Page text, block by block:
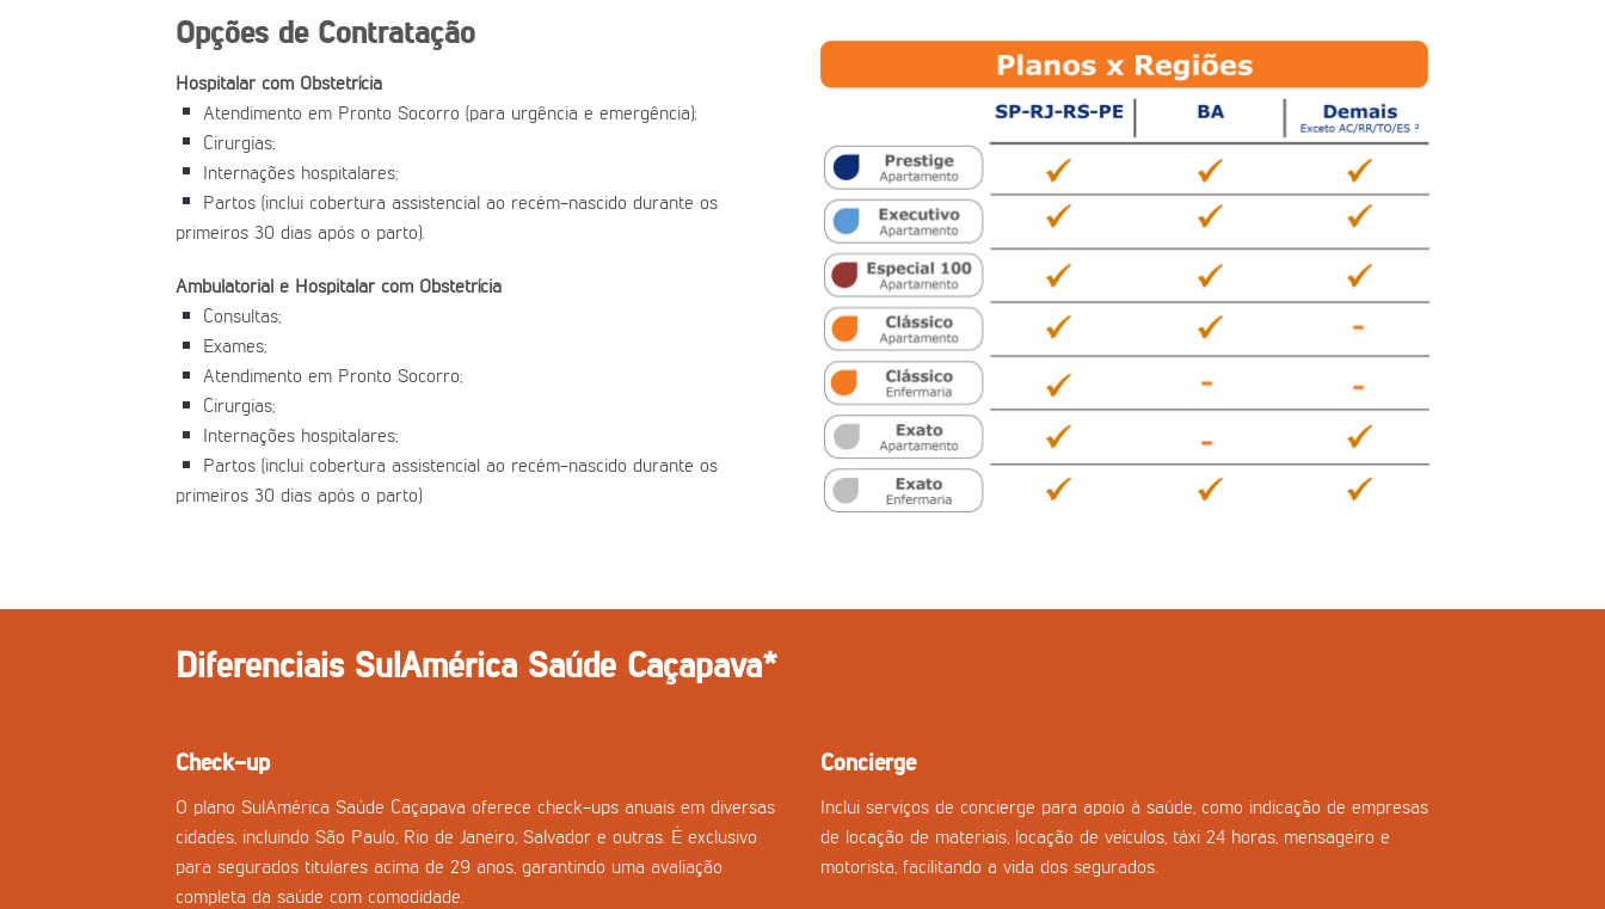
Opções de Contratação
Hospitalar com Obstetrícia
Atendimento em Pronto Socorro (para urgência e emergência);
Cirurgias;
Internações hospitalares;
Partos (inclui cobertura assistencial ao recém-nascido durante os
primeiros 30 dias após o parto).
Ambulatorial e Hospitalar com Obstetrícia
Consultas;
Exames;
Atendimento em Pronto Socorro;
Cirurgias;
Internações hospitalares;
Partos (inclui cobertura assistencial ao recém-nascido durante os
primeiros 30 dias após o parto)
Diferenciais SulAmérica Saúde Caçapava*
Check-up
O plano SulAmérica Saúde Caçapava oferece check-ups anuais em diversas
cidades, incluindo São Paulo, Rio de Janeiro, Salvador e outras. É exclusivo
para segurados titulares acima de 29 anos, garantindo uma avaliação
completa da saúde com comodidade.
Concierge
Inclui serviços de concierge para apoio à saúde, como indicação de empresas
de locação de materiais, locação de veículos, táxi 24 horas, mensageiro e
motorista, facilitando a vida dos segurados.